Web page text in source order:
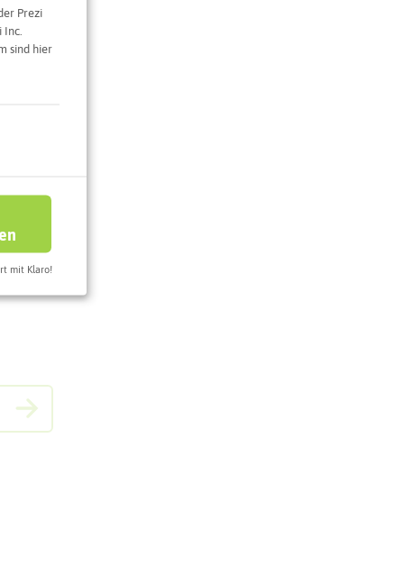
Karte
Prezi
Inc.
sind hier
mit Klaro!